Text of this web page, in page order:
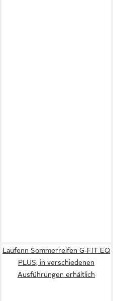
Laufenn Sommerreifen G-FIT EQ
PLUS, in verschiedenen
Ausführungen erhältlich